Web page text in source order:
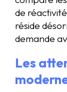
de
réside
demande
Les